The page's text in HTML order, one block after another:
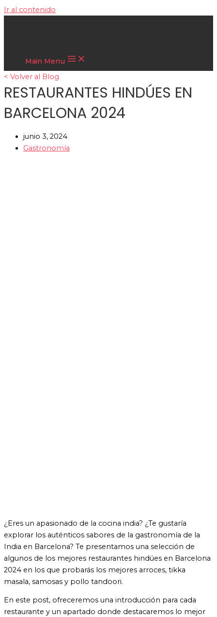
Ir al contenido
Main Menu
< Volver al Blog
RESTAURANTES HINDÚES EN
BARCELONA 2024
junio 3, 2024
Gastronomía
¿Eres un apasionado de la cocina india? ¿Te gustaría
explorar los auténticos sabores de la gastronomía de la
India en Barcelona? Te presentamos una selección de
algunos de los mejores restaurantes hindúes en Barcelona
2024 en los que probarás los mejores arroces, tikka
masala, samosas y pollo tandoori.
En este post, ofreceremos una introducción para cada
restaurante y un apartado donde destacaremos lo mejor